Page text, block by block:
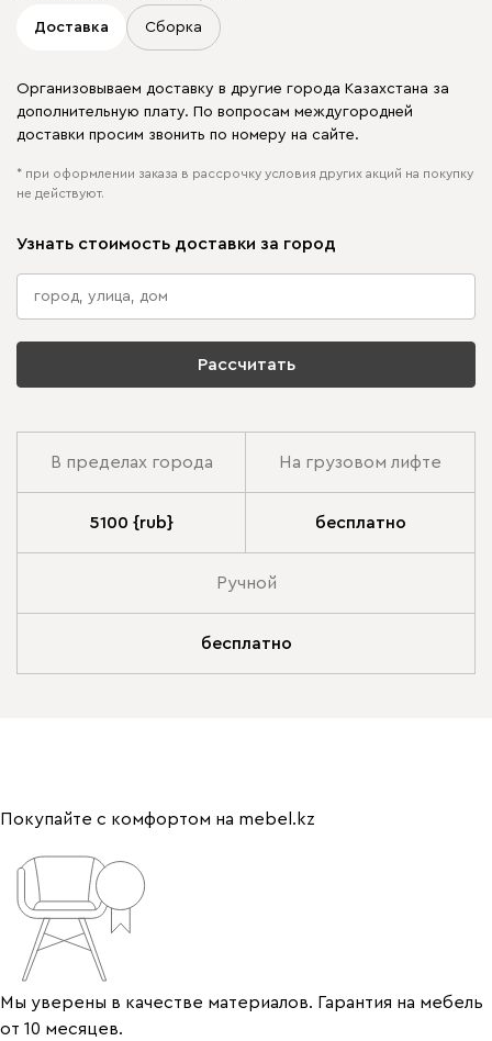
Доставка Сборка
Организовываем доставку в другие города Казахстана за
дополнительную плату. По вопросам междугородней
доставки просим звонить по номеру на сайте.
* при оформлении заказа в рассрочку условия других акций на покупку
не действуют.
Узнать стоимость доставки за город
Рассчитать
В пределах города На грузовом лифте
5100 {rub} бесплатно
Ручной
бесплатно
Покупайте с комфортом на mebel.kz
Мы уверены в качестве материалов. Гарантия на мебель
от 10 месяцев.